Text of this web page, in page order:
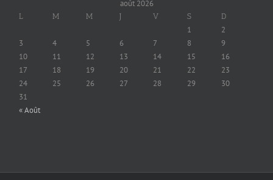
août 2026
L M M J V S D
« Août
1
2
3
4 5 6 7 8
9
10
11 12 13 14 15
16
17
18 19 20 21 22
23
24
25 26 27 28 29
30
31